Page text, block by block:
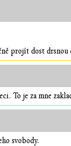
projít dost drsnou
To je za mne
svobody.